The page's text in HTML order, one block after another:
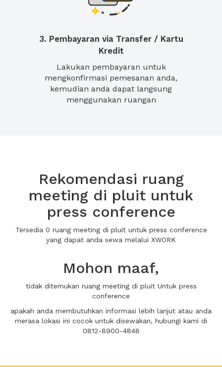
3. Pembayaran via Transfer / Kartu
Kredit
Lakukan pembayaran untuk
mengkonfirmasi pemesanan anda,
kemudian anda dapat langsung
menggunakan ruangan
Rekomendasi ruang
meeting di pluit untuk
press conference
Tersedia 0 ruang meeting di pluit untuk press conference
yang dapat anda sewa melalui XWORK
Mohon maaf,
tidak ditemukan ruang meeting di pluit Untuk press
conference
apakah anda membutuhkan informasi lebih lanjut atau anda
merasa lokasi ini cocok untuk disewakan, hubungi kami di
0812-8900-4848